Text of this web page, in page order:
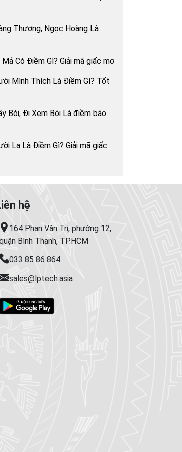
Thượng, Ngọc Hoàng Là
Có Điềm Gì? Giải mã giấc mơ
Mình Thích Là Điềm Gì? Tốt
Bói, Đi Xem Bói Là điềm báo
Lạ Là Điềm Gì? Giải mã giấc
hệ
164 Phan Văn Trị, phường 12,
Bình Thạnh, TP.HCM
033 85 86 864
sales@lptech.asia